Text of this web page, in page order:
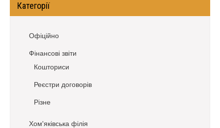
Категорії
Офіційно
Фінансові звіти
Кошториси
Реєстри договорів
Різне
Хом'яківська філія